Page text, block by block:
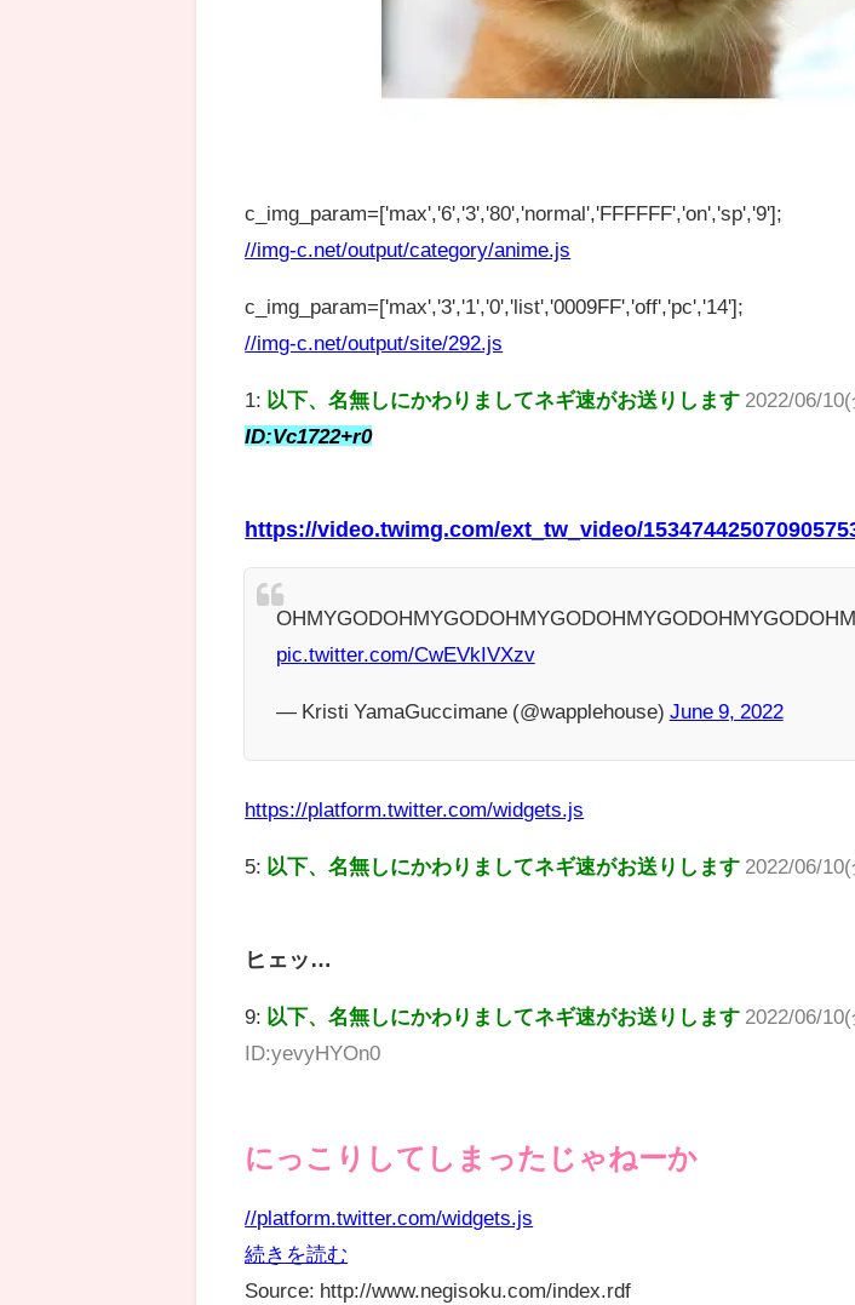
c_img_param=['max','6','3','80','normal','FFFFFF','on','sp','9'];
//img-c.net/output/category/anime.js
c_img_param=['max','3','1','0','list','0009FF','off','pc','14'];
//img-c.net/output/site/292.js
1: 以下、名無しにかわりましてネギ速がお送りします 2022/06/
ID:Vc1722+r0
https://video.twimg.com/ext_tw_video/
pic.twitter.com/CwEVkIVXzv
— Kristi YamaGuccimane (@wapplehouse) June 9, 2022
https://platform.twitter.com/widgets.js
5: 以下、名無しにかわりましてネギ速がお送りします 2022/06/
ヒェッ…
9: 以下、名無しにかわりましてネギ速がお送りします 2022/06/
ID:yevyHYOn0
にっこりしてしまったじゃねーか
//platform.twitter.com/widgets.js
続きを読む
Source: http://www.negisoku.com/index.rdf